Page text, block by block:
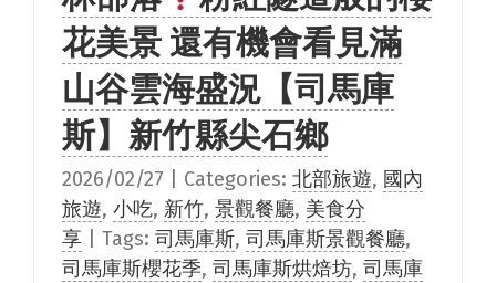
花美景 還有機會看見滿
山谷雲海盛況【司馬庫
斯】新竹縣尖石鄉
2026/02/27 Categories: 北部旅遊, 國內
旅遊, 小吃, 新竹, 景觀餐廳, 美食分
享
Tags: 司馬庫斯, 司馬庫斯景觀餐廳,
司馬庫斯櫻花季, 司馬庫斯烘焙坊, 司馬庫